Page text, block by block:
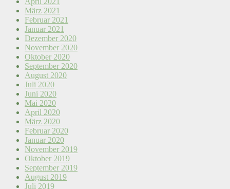
März 2021
Februar 2021
Januar 2021
Dezember 2020
November 2020
Oktober 2020
September 2020
August 2020
Juli 2020
Juni 2020
Mai 2020
April 2020
März 2020
Februar 2020
Januar 2020
November 2019
Oktober 2019
September 2019
August 2019
Juli 2019